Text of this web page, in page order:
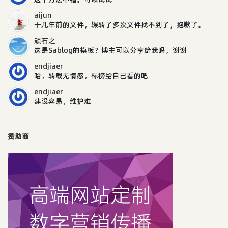
aijun
十几年前的文件，辗转了多次文件找不到了，抱歉了。
顽石之
这是Sablog的模板？博主可以分享给我吗，谢谢
endjiaer
哈，转载无情感，标榜给自己看的吧
endjiaer
建设容易，维护难
赞助商